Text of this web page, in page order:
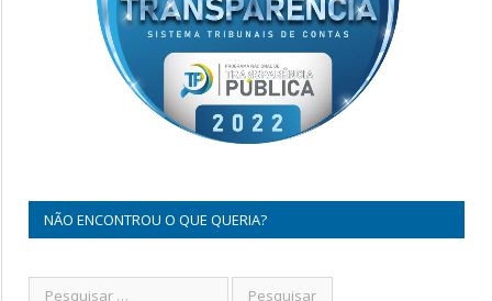
NÃO ENCONTROU O QUE QUERIA?